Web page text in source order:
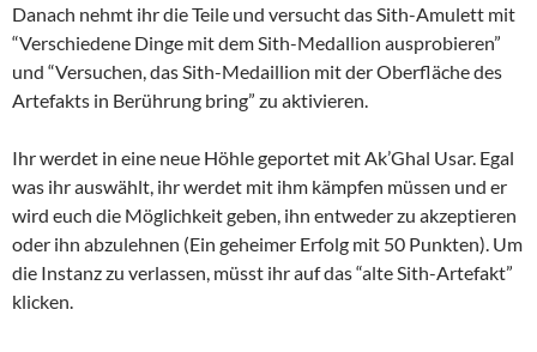
Danach nehmt ihr die Teile und versucht das Sith-Amulett mit
“Verschiedene Dinge mit dem Sith-Medallion ausprobieren”
und “Versuchen, das Sith-Medaillion mit der Oberfläche des
Artefakts in Berührung bring” zu aktivieren.
Ihr werdet in eine neue Höhle geportet mit Ak’Ghal Usar. Egal
was ihr auswählt, ihr werdet mit ihm kämpfen müssen und er
wird euch die Möglichkeit geben, ihn entweder zu akzeptieren
oder ihn abzulehnen (Ein geheimer Erfolg mit 50 Punkten). Um
die Instanz zu verlassen, müsst ihr auf das “alte Sith-Artefakt”
klicken.